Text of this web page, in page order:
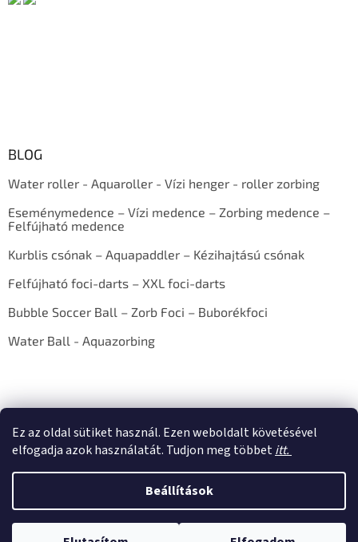
Ez az oldal sütiket használ. Ezen weboldalt követésével
elfogadja azok használatát. Tudjon meg többetitt.
Beállítások
BLOG
Water roller - Aquaroller - Vízi henger - roller zorbing
Eseménymedence – Vízi medence – Zorbing medence –
Felfújható medence
Kurblis csónak – Aquapaddler – Kézihajtású csónak
Felfújható foci-darts – XXL foci-darts
Bubble Soccer Ball – Zorb Foci – Buborékfoci
Water Ball - Aquazorbing
Copyright 2026E-shop AQUAZORBING.HU. Minden jog fenntartva.